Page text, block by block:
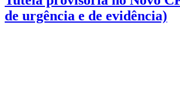
de urgência e de evidência)